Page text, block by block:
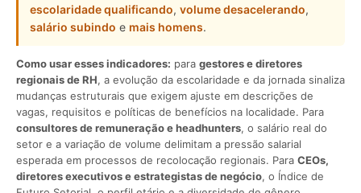
escolaridade qualificando, volume desacelerando,
salário subindo e mais homens.
Como usar esses indicadores: para gestores e diretores
regionais de RH, a evolução da escolaridade e da jornada sinaliza
mudanças estruturais que exigem ajuste em descrições de
vagas, requisitos e políticas de benefícios na localidade. Para
consultores de remuneração e headhunters, o salário real do
setor e a variação de volume delimitam a pressão salarial
esperada em processos de recolocação regionais. Para CEOs,
diretores executivos e estrategistas de negócio, o Índice de